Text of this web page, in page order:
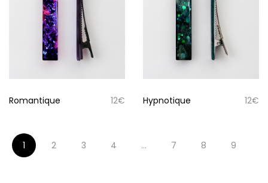
Romantique 12€ Hypnotique 12€
1 2 3 4 … 7 8 9